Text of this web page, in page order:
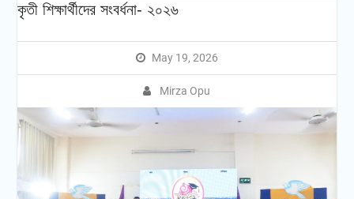
কৃতী শিক্ষার্থীদের সংবর্ধনা- ২০২৬
May 19, 2026
Mirza Opu